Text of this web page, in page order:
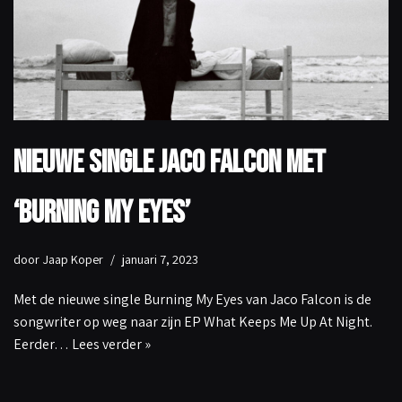
Nieuwe single Jaco Falcon met
‘Burning My Eyes’
door Jaap Koper januari 7, 2023
Met de nieuwe single Burning My Eyes van Jaco Falcon is de
songwriter op weg naar zijn EP What Keeps Me Up At Night.
Eerder… Lees verder »